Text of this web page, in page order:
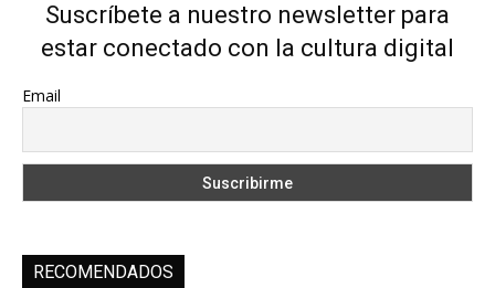
Suscríbete a nuestro newsletter para
estar conectado con la cultura digital
Email
RECOMENDADOS